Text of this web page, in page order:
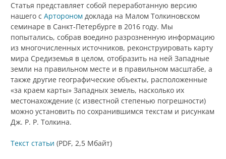
Статья представляет собой переработанную версию
нашего с Артороном доклада на Малом Толкиновском
семинаре в Санкт-Петербурге в 2016 году. Мы
попытались, собрав воедино разрозненную информацию
из многочисленных источников, реконструировать карту
мира Средиземья в целом, отобразить на ней Западные
земли на правильном месте и в правильном масштабе, а
также другие географические объекты, расположенные
«за краем карты» Западных земель, насколько их
местонахождение (с известной степенью погрешности)
можно установить по сохранившимся текстам и рисункам
Дж. Р. Р. Толкина.
Текст статьи (PDF, 2,5 Мбайт)